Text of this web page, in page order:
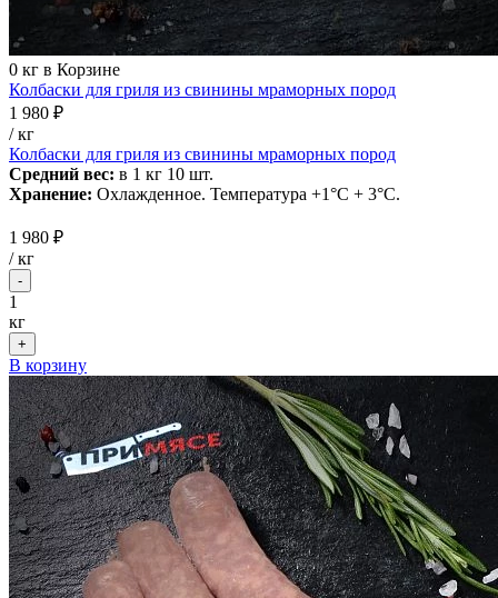
0 кг в Корзине
Колбаски для гриля из свинины мраморных пород
1 980 ₽
/ кг
Колбаски для гриля из свинины мраморных пород
Средний вес: в 1 кг 10 шт.
Хранение: Охлажденное. Температура +1°С + 3°С.
1 980 ₽
/кг
-
1
кг
+
В корзину